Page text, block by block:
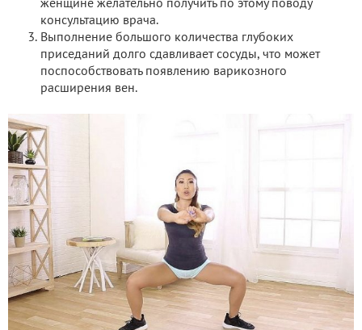
женщине желательно получить по этому поводу
консультацию врача.
Выполнение большого количества глубоких
приседаний долго сдавливает сосуды, что может
поспособствовать появлению варикозного
расширения вен.